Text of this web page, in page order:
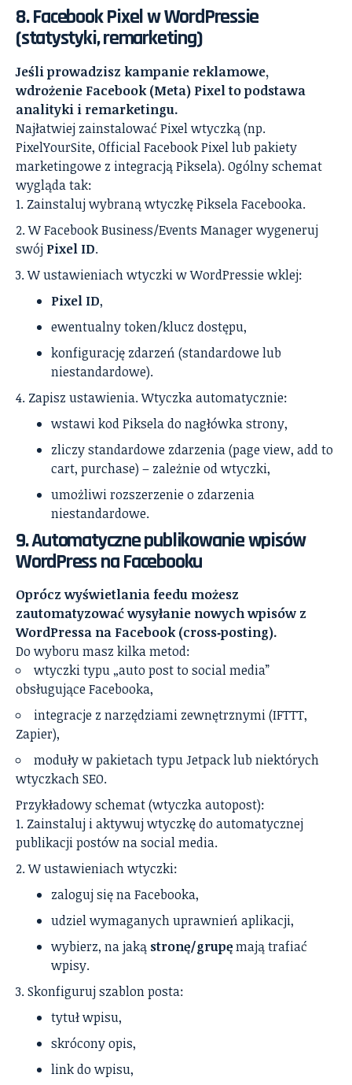
8. Facebook Pixel w WordPressie
(statystyki, remarketing)
Jeśli prowadzisz kampanie reklamowe,
wdrożenie Facebook (Meta) Pixel to podstawa
analityki i remarketingu.
Najłatwiej zainstalować Pixel wtyczką (np.
PixelYourSite, Official Facebook Pixel lub pakiety
marketingowe z integracją Piksela). Ogólny schemat
wygląda tak:
Zainstaluj wybraną wtyczkę Piksela Facebooka.
W Facebook Business/Events Manager wygeneruj
swój Pixel ID.
W ustawieniach wtyczki w WordPressie wklej:
Pixel ID,
ewentualny token/klucz dostępu,
konfigurację zdarzeń (standardowe lub
niestandardowe).
Zapisz ustawienia. Wtyczka automatycznie:
wstawi kod Piksela do nagłówka strony,
zliczy standardowe zdarzenia (page view, add to
cart, purchase) – zależnie od wtyczki,
umożliwi rozszerzenie o zdarzenia
niestandardowe.
9. Automatyczne publikowanie wpisów
WordPress na Facebooku
Oprócz wyświetlania feedu możesz
zautomatyzować wysyłanie nowych wpisów z
WordPressa na Facebook (cross‑posting).
Do wyboru masz kilka metod:
wtyczki typu „auto post to social media”
obsługujące Facebooka,
integracje z narzędziami zewnętrznymi (IFTTT,
Zapier),
moduły w pakietach typu Jetpack lub niektórych
wtyczkach SEO.
Przykładowy schemat (wtyczka autopost):
Zainstaluj i aktywuj wtyczkę do automatycznej
publikacji postów na social media.
W ustawieniach wtyczki:
zaloguj się na Facebooka,
udziel wymaganych uprawnień aplikacji,
wybierz, na jaką stronę/grupęmają trafiać
wpisy.
Skonfiguruj szablon posta:
tytuł wpisu,
skrócony opis,
link do wpisu,